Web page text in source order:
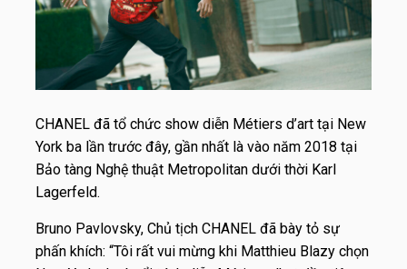
CHANEL đã tổ chức show diễn Métiers d’art tại New
York ba lần trước đây, gần nhất là vào năm 2018 tại
Bảo tàng Nghệ thuật Metropolitan dưới thời Karl
Lagerfeld.
Bruno Pavlovsky, Chủ tịch CHANEL đã bày tỏ sự
phấn khích: “Tôi rất vui mừng khi Matthieu Blazy chọn